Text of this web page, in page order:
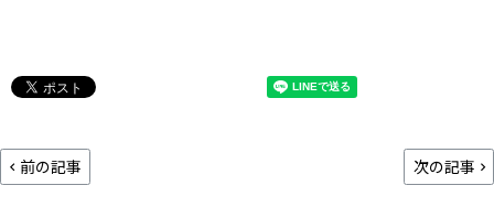
前の記事 次の記事